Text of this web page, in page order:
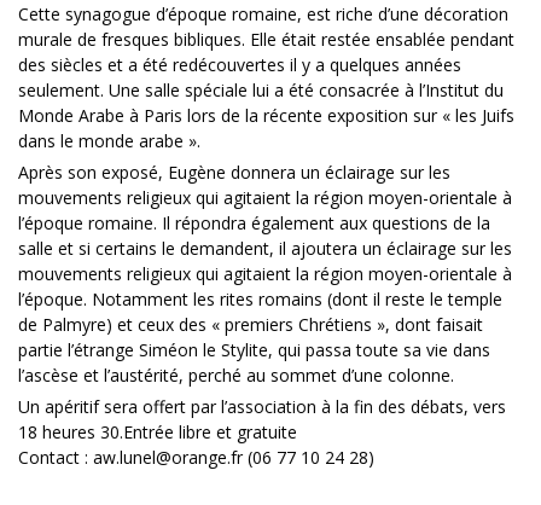
Cette synagogue d’époque romaine, est riche d’une décoration
murale de fresques bibliques. Elle était restée ensablée pendant
des siècles et a été redécouvertes il y a quelques années
seulement. Une salle spéciale lui a été consacrée à l’Institut du
Monde Arabe à Paris lors de la récente exposition sur « les Juifs
dans le monde arabe ».
Après son exposé, Eugène donnera un éclairage sur les
mouvements religieux qui agitaient la région moyen-orientale à
l’époque romaine. Il répondra également aux questions de la
salle et si certains le demandent, il ajoutera un éclairage sur les
mouvements religieux qui agitaient la région moyen-orientale à
l’époque. Notamment les rites romains (dont il reste le temple
de Palmyre) et ceux des « premiers Chrétiens », dont faisait
partie l’étrange Siméon le Stylite, qui passa toute sa vie dans
l’ascèse et l’austérité, perché au sommet d’une colonne.
Un apéritif sera offert par l’association à la fin des débats, vers
18 heures 30.Entrée libre et gratuite
Contact : aw.lunel@orange.fr (06 77 10 24 28)